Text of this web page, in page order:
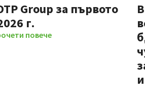
Group за първото
г.
повече